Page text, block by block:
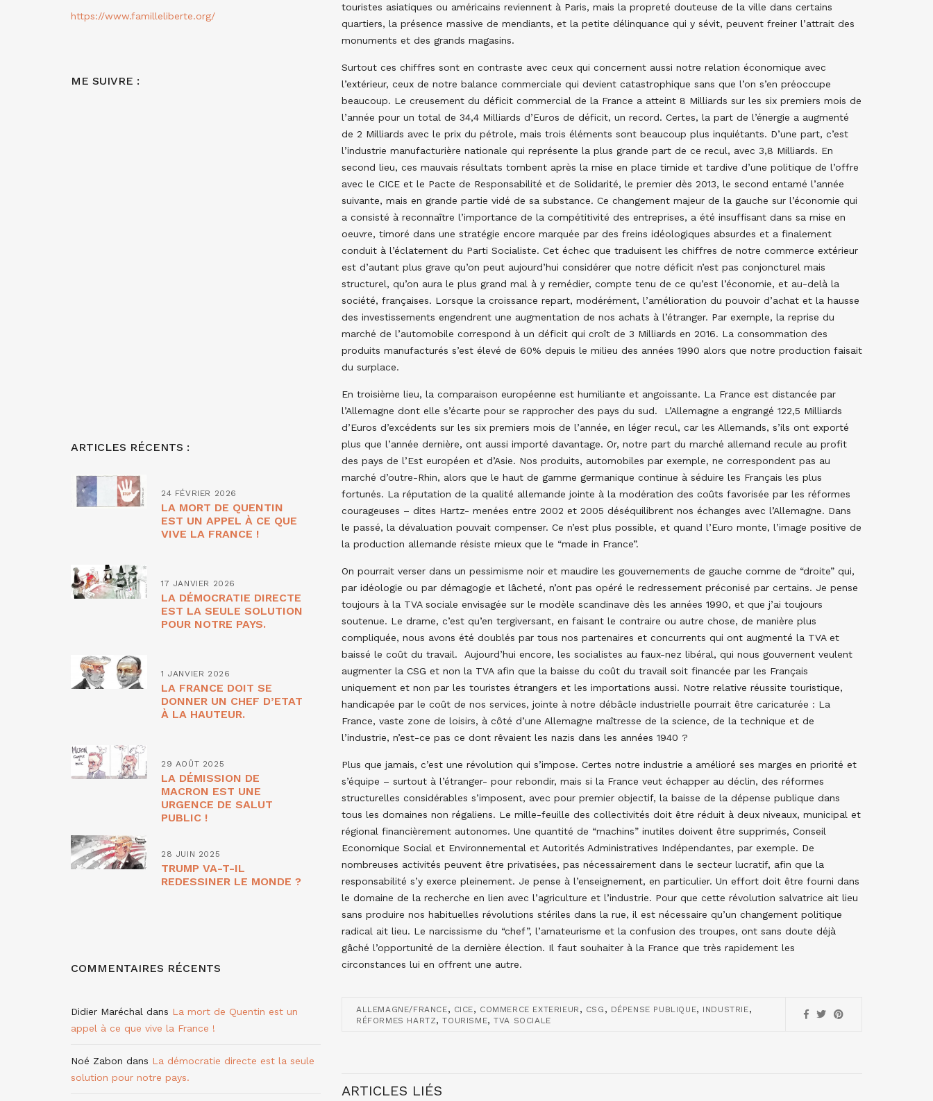
touristes asiatiques ou américains reviennent à Paris, mais la propreté douteuse de la ville dans certains
quartiers, la présence massive de mendiants, et la petite délinquance qui y sévit, peuvent freiner l’attrait des
monuments et des grands magasins.
Surtout ces chiffres sont en contraste avec ceux qui concernent aussi notre relation économique avec
l’extérieur, ceux de notre balance commerciale qui devient catastrophique sans que l’on s’en préoccupe
beaucoup. Le creusement du déficit commercial de la France a atteint 8 Milliards sur les six premiers mois de
l’année pour un total de 34,4 Milliards d’Euros de déficit, un record. Certes, la part de l’énergie a augmenté
de 2 Milliards avec le prix du pétrole, mais trois éléments sont beaucoup plus inquiétants. D’une part, c’est
l’industrie manufacturière nationale qui représente la plus grande part de ce recul, avec 3,8 Milliards. En
second lieu, ces mauvais résultats tombent après la mise en place timide et tardive d’une politique de l’offre
avec le CICE et le Pacte de Responsabilité et de Solidarité, le premier dès 2013, le second entamé l’année
suivante, mais en grande partie vidé de sa substance. Ce changement majeur de la gauche sur l’économie qui
a consisté à reconnaître l’importance de la compétitivité des entreprises, a été insuffisant dans sa mise en
oeuvre, timoré dans une stratégie encore marquée par des freins idéologiques absurdes et a finalement
conduit à l’éclatement du Parti Socialiste. Cet échec que traduisent les chiffres de notre commerce extérieur
est d’autant plus grave qu’on peut aujourd’hui considérer que notre déficit n’est pas conjoncturel mais
structurel, qu’on aura le plus grand mal à y remédier, compte tenu de ce qu’est l’économie, et au-delà la
société, françaises. Lorsque la croissance repart, modérément, l’amélioration du pouvoir d’achat et la hausse
des investissements engendrent une augmentation de nos achats à l’étranger. Par exemple, la reprise du
marché de l’automobile correspond à un déficit qui croît de 3 Milliards en 2016. La consommation des
produits manufacturés s’est élevé de 60% depuis le milieu des années 1990 alors que notre production faisait
du surplace.
En troisième lieu, la comparaison européenne est humiliante et angoissante. La France est distancée par
l’Allemagne dont elle s’écarte pour se rapprocher des pays du sud. L’Allemagne a engrangé 122,5 Milliards
d’Euros d’excédents sur les six premiers mois de l’année, en léger recul, car les Allemands, s’ils ont exporté
plus que l’année dernière, ont aussi importé davantage. Or, notre part du marché allemand recule au profit
des pays de l’Est européen et d’Asie. Nos produits, automobiles par exemple, ne correspondent pas au
marché d’outre-Rhin, alors que le haut de gamme germanique continue à séduire les Français les plus
fortunés. La réputation de la qualité allemande jointe à la modération des coûts favorisée par les réformes
courageuses – dites Hartz- menées entre 2002 et 2005 déséquilibrent nos échanges avec l’Allemagne. Dans
le passé, la dévaluation pouvait compenser. Ce n’est plus possible, et quand l’Euro monte, l’image positive de
la production allemande résiste mieux que le “made in France”.
On pourrait verser dans un pessimisme noir et maudire les gouvernements de gauche comme de “droite” qui,
par idéologie ou par démagogie et lâcheté, n’ont pas opéré le redressement préconisé par certains. Je pense
toujours à la TVA sociale envisagée sur le modèle scandinave dès les années 1990, et que j’ai toujours
soutenue. Le drame, c’est qu’en tergiversant, en faisant le contraire ou autre chose, de manière plus
compliquée, nous avons été doublés par tous nos partenaires et concurrents qui ont augmenté la TVA et
baissé le coût du travail. Aujourd’hui encore, les socialistes au faux-nez libéral, qui nous gouvernent veulent
augmenter la CSG et non la TVA afin que la baisse du coût du travail soit financée par les Français
uniquement et non par les touristes étrangers et les importations aussi. Notre relative réussite touristique,
handicapée par le coût de nos services, jointe à notre débâcle industrielle pourrait être caricaturée : La
France, vaste zone de loisirs, à côté d’une Allemagne maîtresse de la science, de la technique et de
l’industrie, n’est-ce pas ce dont rêvaient les nazis dans les années 1940 ?
Plus que jamais, c’est une révolution qui s’impose. Certes notre industrie a amélioré ses marges en priorité et
s’équipe – surtout à l’étranger- pour rebondir, mais si la France veut échapper au déclin, des réformes
structurelles considérables s’imposent, avec pour premier objectif, la baisse de la dépense publique dans
tous les domaines non régaliens. Le mille-feuille des collectivités doit être réduit à deux niveaux, municipal et
régional financièrement autonomes. Une quantité de “machins” inutiles doivent être supprimés, Conseil
Economique Social et Environnemental et Autorités Administratives Indépendantes, par exemple. De
nombreuses activités peuvent être privatisées, pas nécessairement dans le secteur lucratif, afin que la
responsabilité s’y exerce pleinement. Je pense à l’enseignement, en particulier. Un effort doit être fourni dans
le domaine de la recherche en lien avec l’agriculture et l’industrie. Pour que cette révolution salvatrice ait lieu
sans produire nos habituelles révolutions stériles dans la rue, il est nécessaire qu’un changement politique
radical ait lieu. Le narcissisme du “chef”, l’amateurisme et la confusion des troupes, ont sans doute déjà
gâché l’opportunité de la dernière élection. Il faut souhaiter à la France que très rapidement les
circonstances lui en offrent une autre.
ALLEMAGNE/FRANCE, CICE, COMMERCE EXTERIEUR , CSG , DÉPENSE PUBLIQUE, INDUSTRIE,
RÉFORMES HARTZ,TOURISME,TVA SOCIALE
ARTICLES LIÉS
https://www.familleliberte.org/
ME SUIVRE :
ARTICLES RÉCENTS :
24 FÉVRIER 2026
LA MORT DE QUENTIN
EST UN APPEL À CE QUE
VIVE LA FRANCE !
17 JANVIER 2026
LA DÉMOCRATIE DIRECTE
EST LA SEULE SOLUTION
POUR NOTRE PAYS.
1 JANVIER 2026
LA FRANCE DOIT SE
DONNER UN CHEF D’ETAT
À LA HAUTEUR.
29 AOÛT 2025
LA DÉMISSION DE
MACRON EST UNE
URGENCE DE SALUT
PUBLIC !
28 JUIN 2025
TRUMP VA-T-IL
REDESSINER LE MONDE ?
COMMENTAIRES RÉCENTS
Didier Maréchal dans La mort de Quentin est un
appel à ce que vive la France !
Noé Zabon dans La démocratie directe est la seule
solution pour notre pays.